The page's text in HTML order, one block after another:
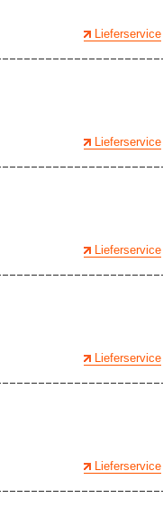
Lieferservice
Lieferservice
Lieferservice
Lieferservice
Lieferservice